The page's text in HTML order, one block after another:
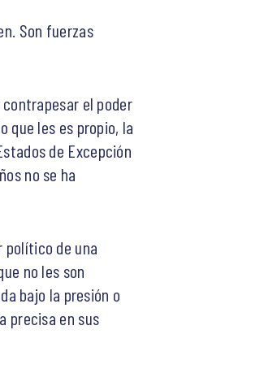
Son fuerzas
el poder
que les es propio, la
de Excepción
no se ha
político de una
no les son
bajo la presión o
precisa en sus